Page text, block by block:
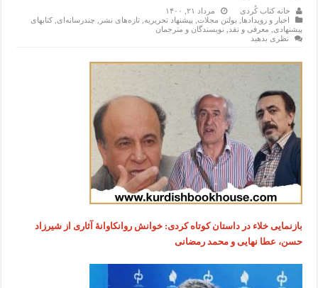
خانه کتاب کُردی
مرداد ۲۱, ۱۴۰۰
اخبار و رویدادها
بولتن مجلات پیشنهاد تحریریه ,تازەهای نشر چندرسانه‌ای ,کتابهای
پیشنهادی
معرفی و نقد
نویسندگان و مترجمان
نظری بدهید
بازنمایی خلاء در داستان کوتاه کردی: خوانش روانکاوانۀ آثاری از شیرزاد
حسن، عطا نهایی و محمد رمضانی